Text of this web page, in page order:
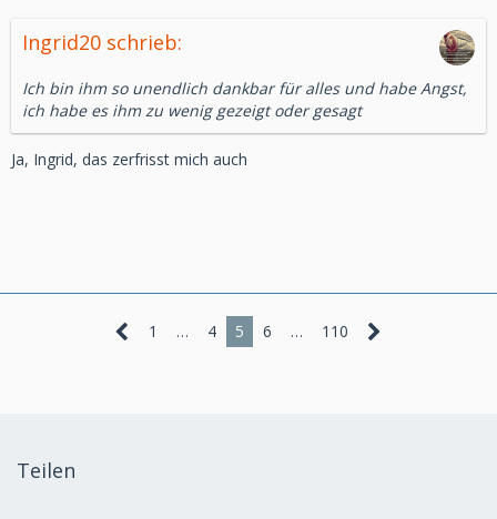
Ingrid20 schrieb:
Ich bin ihm so unendlich dankbar für alles und habe Angst,
ich habe es ihm zu wenig gezeigt oder gesagt
Ja, Ingrid, das zerfrisst mich auch
1 … 4 5 6 … 110
Teilen